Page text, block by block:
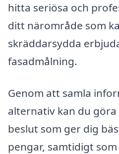
hitta seriösa och
ditt närområde som
skräddarsydda
fasadmålning.
Genom att samla
alternativ kan du
beslut som ger dig
pengar, samtidigt